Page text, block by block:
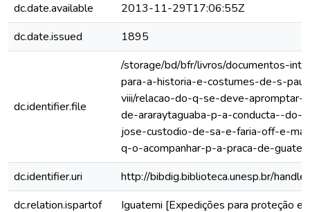
dc.date.available
2013-11-29T17:06:55Z
dc.date.issued
1895
dc.identifier.file
/storage/bd/bfr/livros/documentos-
para-a-historia-e-costumes-de-s-
viii/relacao-do-q-se-deve-apromptar-
de-araraytaguaba-p-a-conducta--do-
jose-custodio-de-sa-e-faria-off-e-
q-o-acompanhar-p-a-praca-de-
dc.identifier.uri
http://bibdig.biblioteca.unesp.br/
dc.relation.ispartof
Iguatemi [Expedições para proteção e